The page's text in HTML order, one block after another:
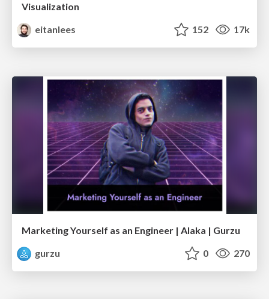
Visualization
eitanlees
152 17k
Marketing Yourself as an Engineer | Alaka | Gurzu
gurzu
0 270